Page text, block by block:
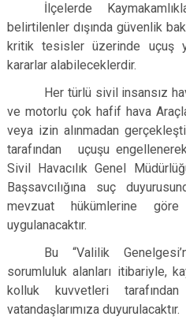
İlçelerde
belirtilenler dışında güvenlik
kritik tesisler üzerinde uçuş
kararlar alabileceklerdir.
Her türlü sivil insansız
ve motorlu çok hafif hava
veya izin alınmadan
tarafından uçuşu
Sivil Havacılık Genel
Başsavcılığına suç
mevzuat hükümlerine
uygulanacaktır.
Bu “Valilik
sorumluluk alanları itibariyle,
kolluk kuvvetleri
vatandaşlarımıza duyurulacaktır.